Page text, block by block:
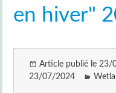
en hiver"
Article publié le 23/
23/07/2024